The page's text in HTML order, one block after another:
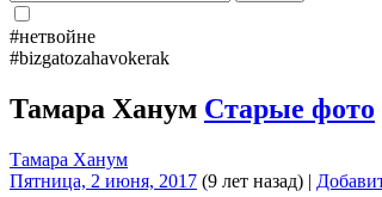
#нетвойне
#bizgatozahavokerak
Тамара Ханум Старые фото
Тамара Ханум
Пятница, 2 июня, 2017 (9 лет назад) |